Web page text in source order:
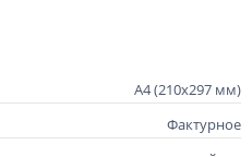
А4 (210х297 мм)
Фактурное